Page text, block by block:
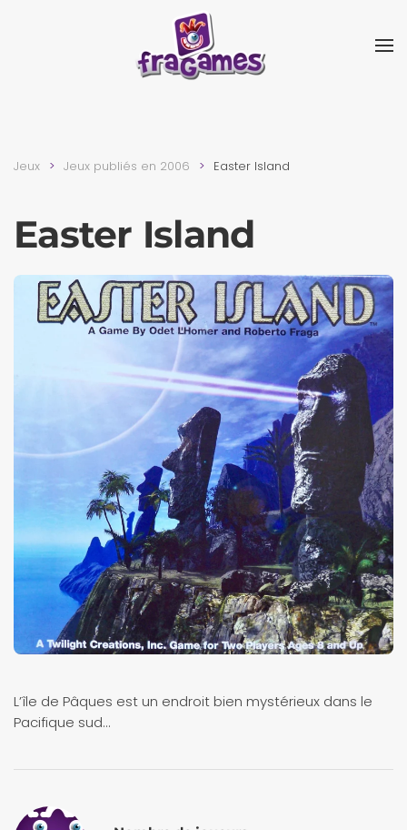
Skip to main content
Jeux Jeux publiés en 2006 Easter Island
Easter Island
L’île de Pâques est un endroit bien mystérieux dans le
Pacifique sud…